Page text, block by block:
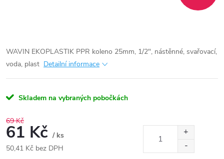
WAVIN EKOPLASTIK PPR koleno 25mm, 1/2", nástěnné, svařovací,
voda, plast Detailní informace
Skladem na vybraných pobočkách
69 Kč
61 Kč / ks
50,41 Kč bez DPH